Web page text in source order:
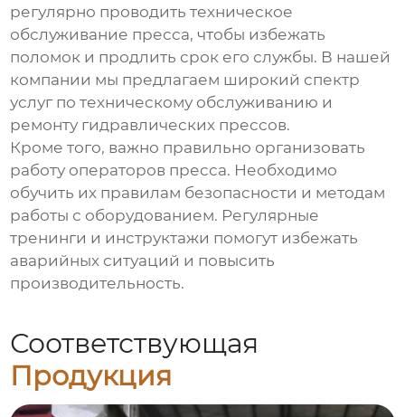
регулярно проводить техническое
обслуживание пресса, чтобы избежать
поломок и продлить срок его службы. В нашей
компании мы предлагаем широкий спектр
услуг по техническому обслуживанию и
ремонту гидравлических прессов.
Кроме того, важно правильно организовать
работу операторов пресса. Необходимо
обучить их правилам безопасности и методам
работы с оборудованием. Регулярные
тренинги и инструктажи помогут избежать
аварийных ситуаций и повысить
производительность.
Соответствующая
Продукция